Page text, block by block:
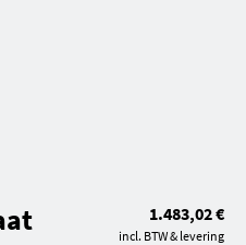
1.483,02 €
incl. BTW & levering